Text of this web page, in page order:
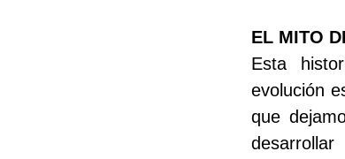
EL MITO
Esta
evolución
que